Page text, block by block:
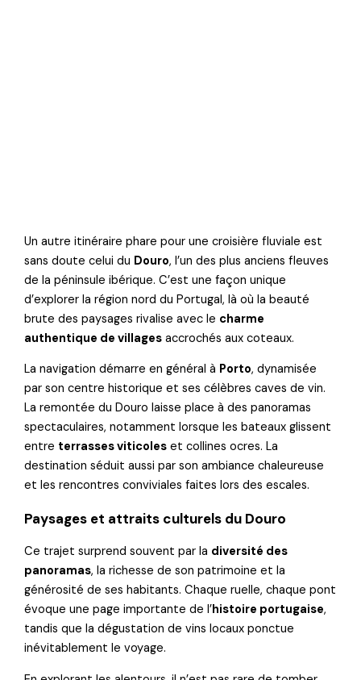
Un autre itinéraire phare pour une croisière fluviale est
sans doute celui du Douro, l’un des plus anciens fleuves
de la péninsule ibérique. C’est une façon unique
d’explorer la région nord du Portugal, là où la beauté
brute des paysages rivalise avec le charme
authentique de villages accrochés aux coteaux.
La navigation démarre en général à Porto, dynamisée
par son centre historique et ses célèbres caves de vin.
La remontée du Douro laisse place à des panoramas
spectaculaires, notamment lorsque les bateaux glissent
entre terrasses viticoles et collines ocres. La
destination séduit aussi par son ambiance chaleureuse
et les rencontres conviviales faites lors des escales.
Paysages et attraits culturels du Douro
Ce trajet surprend souvent par la diversité des
panoramas, la richesse de son patrimoine et la
générosité de ses habitants. Chaque ruelle, chaque pont
évoque une page importante de l’histoire portugaise,
tandis que la dégustation de vins locaux ponctue
inévitablement le voyage.